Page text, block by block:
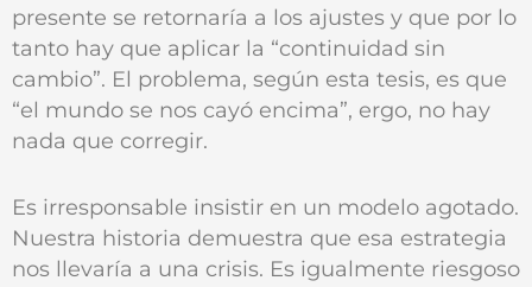
presente se retornaría a los ajustes y que por lo
tanto hay que aplicar la “continuidad sin
cambio”. El problema, según esta tesis, es que
“el mundo se nos cayó encima”, ergo, no hay
nada que corregir.
Es irresponsable insistir en un modelo agotado.
Nuestra historia demuestra que esa estrategia
nos llevaría a una crisis. Es igualmente riesgoso